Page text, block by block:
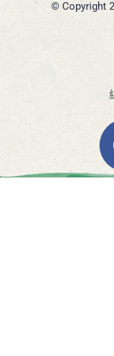
© Copyright